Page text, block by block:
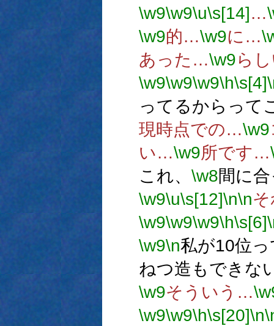
\w9\w9\u\s[14] …
\w9的…\w9に…
あった…\w9ら
\w9\w9\w9\h\s[4]
ってるからって
現時点での…\w9
い…\w9所です…
これ、 \w8間に
\w9\u\s[12]\n\n
\w9\w9\w9\h\s[6]
\w9\n私が10位
ねつ造もできな
\w9そういう…
\w9\w9\h\s[20]\n